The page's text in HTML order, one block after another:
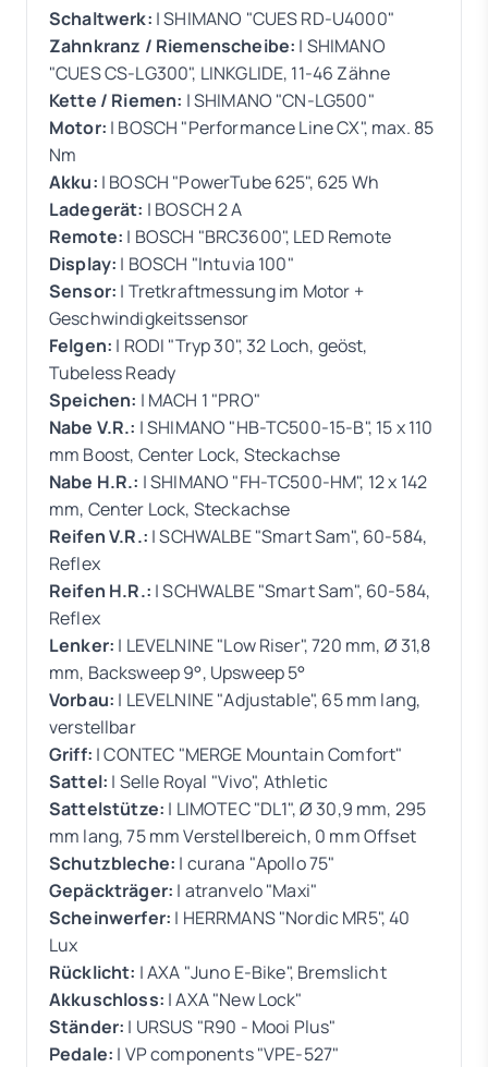
Schaltwerk: | SHIMANO "CUES RD-U4000"
Zahnkranz / Riemenscheibe: | SHIMANO
"CUES CS-LG300", LINKGLIDE, 11-46 Zähne
Kette / Riemen: | SHIMANO "CN-LG500"
Motor: | BOSCH "Performance Line CX", max. 85
Nm
Akku: | BOSCH "PowerTube 625", 625 Wh
Ladegerät: | BOSCH 2 A
Remote: | BOSCH "BRC3600", LED Remote
Display: | BOSCH "Intuvia 100"
Sensor: | Tretkraftmessung im Motor +
Geschwindigkeitssensor
Felgen: | RODI "Tryp 30", 32 Loch, geöst,
Tubeless Ready
Speichen: | MACH 1 "PRO"
Nabe V.R.: | SHIMANO "HB-TC500-15-B", 15 x 110
mm Boost, Center Lock, Steckachse
Nabe H.R.: | SHIMANO "FH-TC500-HM", 12 x 142
mm, Center Lock, Steckachse
Reifen V.R.: | SCHWALBE "Smart Sam", 60-584,
Reflex
Reifen H.R.: | SCHWALBE "Smart Sam", 60-584,
Reflex
Lenker: | LEVELNINE "Low Riser", 720 mm, Ø 31,8
mm, Backsweep 9°, Upsweep 5°
Vorbau: | LEVELNINE "Adjustable", 65 mm lang,
verstellbar
Griff: | CONTEC "MERGE Mountain Comfort"
Sattel: | Selle Royal "Vivo", Athletic
Sattelstütze: | LIMOTEC "DL1", Ø 30,9 mm, 295
mm lang, 75 mm Verstellbereich, 0 mm Offset
Schutzbleche: | curana "Apollo 75"
Gepäckträger: | atranvelo "Maxi"
Scheinwerfer: | HERRMANS "Nordic MR5", 40
Lux
Rücklicht: | AXA "Juno E-Bike", Bremslicht
Akkuschloss: | AXA "New Lock"
Ständer: | URSUS "R90 - Mooi Plus"
Pedale: | VP components "VPE-527"